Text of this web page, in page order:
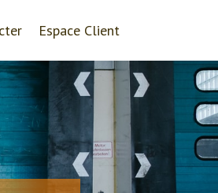
Espace Client